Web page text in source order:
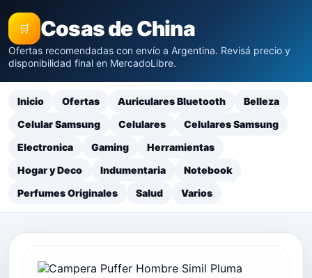
🛒 Cosas de China
Ofertas recomendadas con envío a Argentina. Revisá precio y
disponibilidad final en MercadoLibre.
Inicio Ofertas Auriculares Bluetooth
Belleza
Celular Samsung
Celulares
Celulares Samsung
Electronica
Gaming
Herramientas
Hogar y Deco
Indumentaria
Notebook
Perfumes Originales
Salud Varios